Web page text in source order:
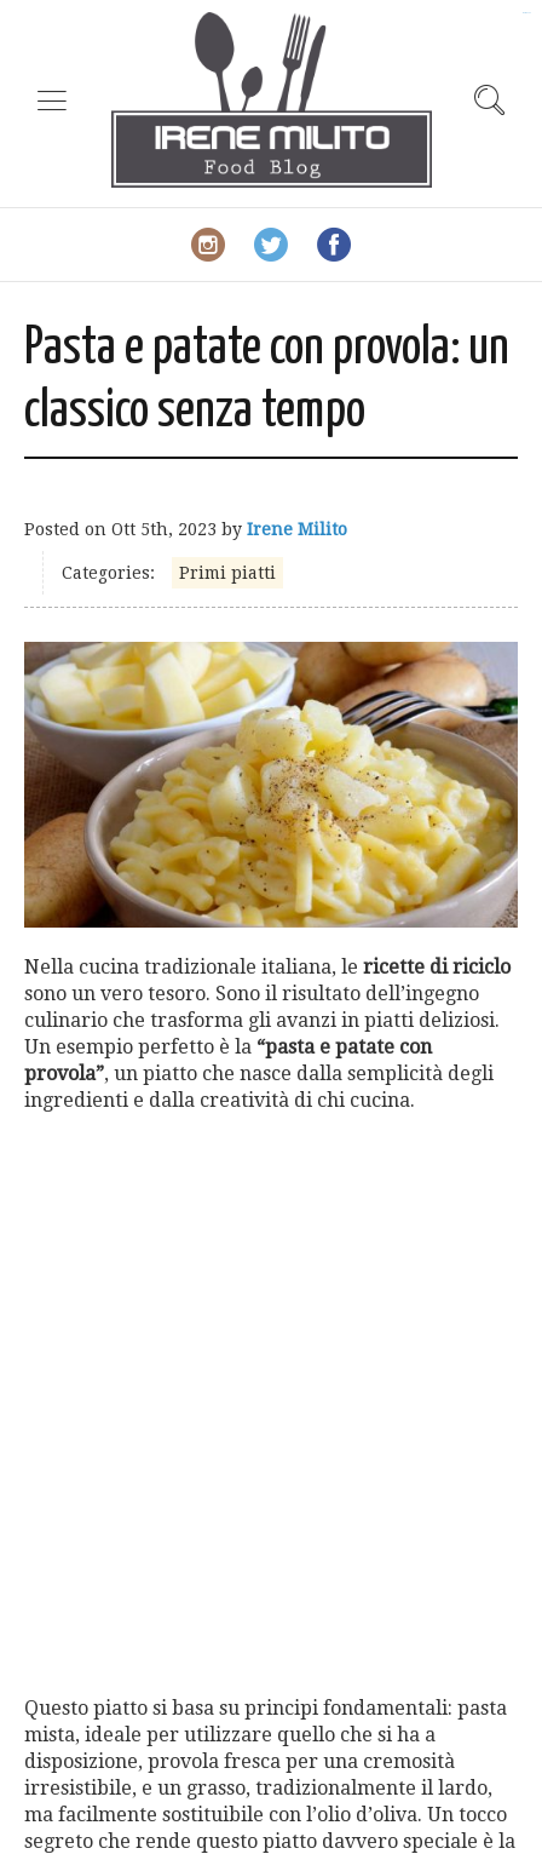
Pasta e patate con provola: un
classico senza tempo
Posted on Ott 5th, 2023 by Irene Milito
Categories: Primi piatti
Nella cucina tradizionale italiana, le ricette di riciclo
sono un vero tesoro. Sono il risultato dell’ingegno
culinario che trasforma gli avanzi in piatti deliziosi.
Un esempio perfetto è la “pasta e patate con
provola”, un piatto che nasce dalla semplicità degli
ingredienti e dalla creatività di chi cucina.
Questo piatto si basa su principi fondamentali: pasta
mista, ideale per utilizzare quello che si ha a
disposizione, provola fresca per una cremosità
irresistibile, e un grasso, tradizionalmente il lardo,
ma facilmente sostituibile con l’olio d’oliva. Un tocco
segreto che rende questo piatto davvero speciale è la